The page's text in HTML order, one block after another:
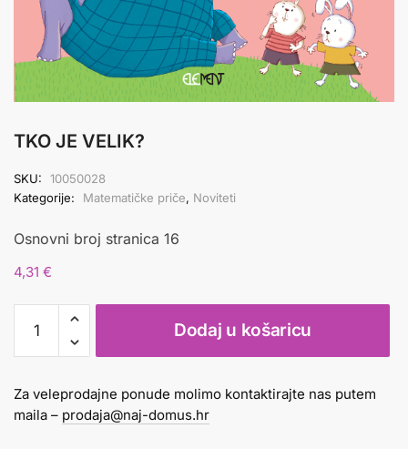
TKO JE VELIK?
SKU:
10050028
Kategorije:
Matematičke priče, Noviteti
Osnovni broj stranica 16
4,31 €
VELIK?
Dodaj u košaricu
Za veleprodajne ponude molimo kontaktirajte nas putem
maila – prodaja@naj-domus.hr